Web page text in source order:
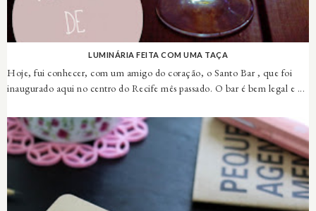
LUMINÁRIA FEITA COM UMA TAÇA
Hoje, fui conhecer, com um amigo do coração, o Santo Bar , que foi
inaugurado aqui no centro do Recife mês passado. O bar é bem legal e ...